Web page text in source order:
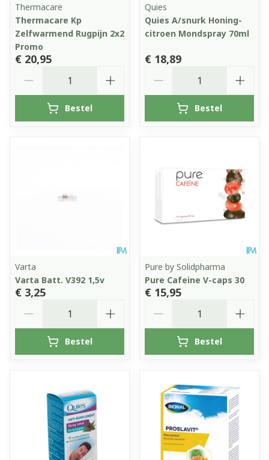
Thermacare
Thermacare Kp
Zelfwarmend Rugpijn 2x2
Promo
€ 20,95
Bestel
Quies
Quies A/snurk Honing-
citroen Mondspray 70ml
€ 18,89
Bestel
Varta
Varta Batt. V392 1,5v
€ 3,25
Bestel
Pure by Solidpharma
Pure Cafeine V-caps 30
€ 15,95
Bestel